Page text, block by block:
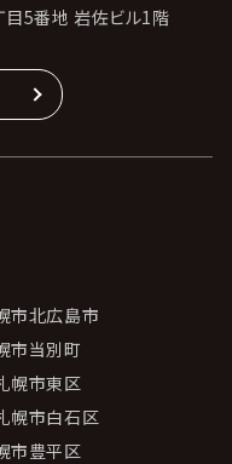
5番地 岩佐ビル1階
市北広島市
市当別町
幌市東区
幌市白石区
市豊平区